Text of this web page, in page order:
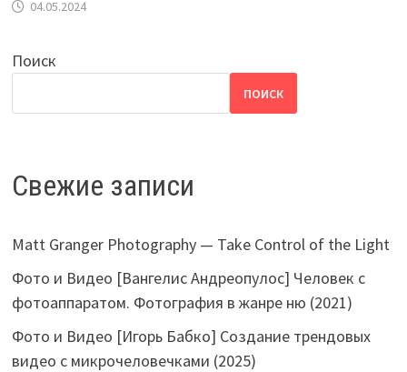
04.05.2024
Поиск
ПОИСК
Свежие записи
Matt Granger Photography — Take Control of the Light
Фото и Видео [Вангелис Андреопулос] Человек с
фотоаппаратом. Фотография в жанре ню (2021)
Фото и Видео [Игорь Бабко] Создание трендовых
видео с микрочеловечками (2025)